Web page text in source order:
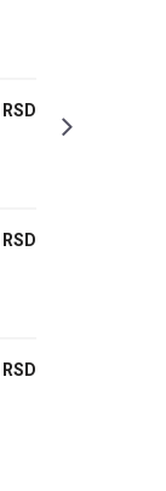
RSD
RSD
RSD